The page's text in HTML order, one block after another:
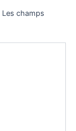
Les champs